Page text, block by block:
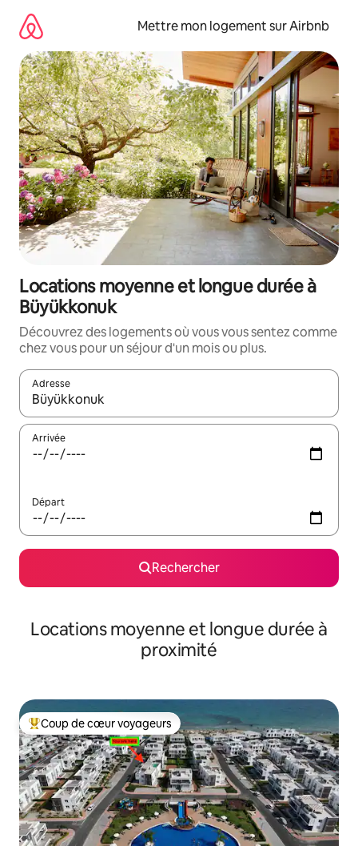
directement
contenu
Mettre mon logement sur Airbnb
Locations moyenne et longue durée à
Büyükkonuk
Découvrez des logements où vous vous sentez comme
chez vous pour un séjour d'un mois ou plus.
Adresse
Lorsque les résultats s'affichent, utilisez les flèches vers le
Arrivée
Départ
Rechercher
Locations moyenne et longue durée à
proximité
Coups de cœur voyageurs les plus appréciés
Coup de cœur voyageurs